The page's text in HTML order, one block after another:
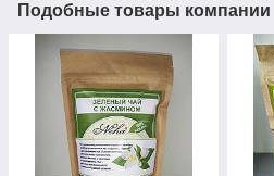
Подобные товары компании